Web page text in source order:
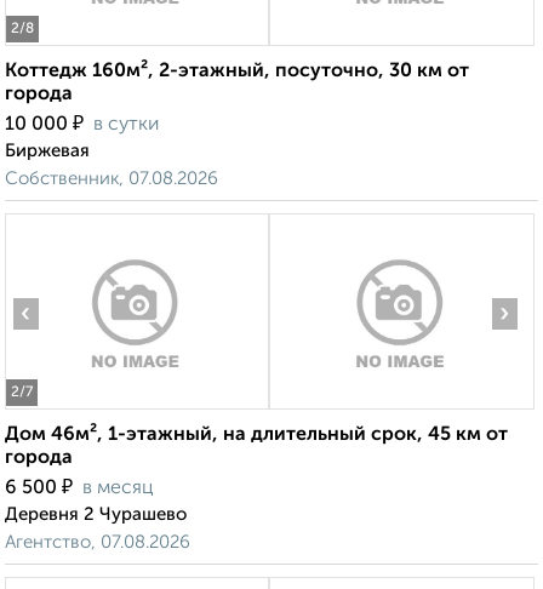
2/8
Коттедж 160м², 2-этажный, посуточно, 30 км от
города
10 000 ₽ в сутки
Биржевая
Собственник, 07.08.2026
2/7
‹ ›
Дом 46м², 1-этажный, на длительный срок, 45 км от
города
6 500 ₽ в месяц
Деревня 2 Чурашево
Агентство, 07.08.2026